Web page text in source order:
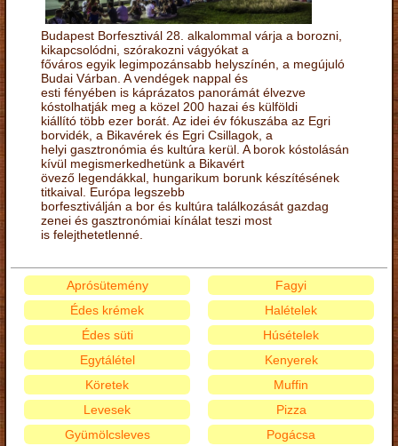
Budapest Borfesztivál 28. alkalommal várja a borozni,
kikapcsolódni, szórakozni vágyókat a
főváros egyik legimpozánsabb helyszínén, a megújuló
Budai Várban. A vendégek nappal és
esti fényében is káprázatos panorámát élvezve
kóstolhatják meg a közel 200 hazai és külföldi
kiállító több ezer borát. Az idei év fókuszába az Egri
borvidék, a Bikavérek és Egri Csillagok, a
helyi gasztronómia és kultúra kerül. A borok kóstolásán
kívül megismerkedhetünk a Bikavért
övező legendákkal, hungarikum borunk készítésének
titkaival. Európa legszebb
borfesztiválján a bor és kultúra találkozását gazdag
zenei és gasztronómiai kínálat teszi most
is felejthetetlenné.
Aprósütemény
Édes krémek
Édes süti
Egytálétel
Fagyi
Halételek
Húsételek
Kenyerek
Köretek
Levesek
Gyümölcsleves
Muffin
Pizza
Pogácsa